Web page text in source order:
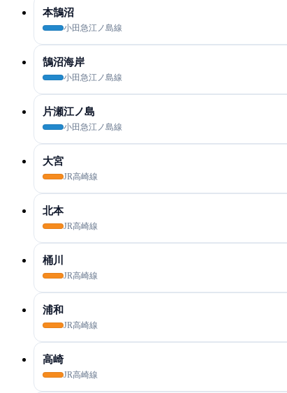
本鵠沼
小田急江ノ島線
鵠沼海岸
小田急江ノ島線
片瀬江ノ島
小田急江ノ島線
大宮
JR高崎線
北本
JR高崎線
桶川
JR高崎線
浦和
JR高崎線
高崎
JR高崎線